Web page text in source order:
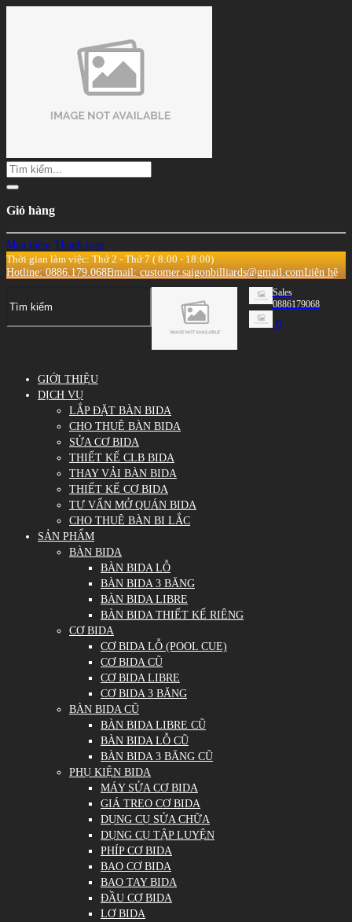
Giỏ hàng
Mua thêm Thanh toán
Thời gian làm việc: Thứ 2 - Thứ 7 ( 8:00 - 18:00)
Hotline: 0886.179.068Email: customer.saigonbilliards@gmail.comLiên hệ
Sales
0886179068
0
GIỚI THIỆU
DỊCH VỤ
LẮP ĐẶT BÀN BIDA
CHO THUÊ BÀN BIDA
SỬA CƠ BIDA
THIẾT KẾ CLB BIDA
THAY VẢI BÀN BIDA
THIẾT KẾ CƠ BIDA
TƯ VẤN MỞ QUÁN BIDA
CHO THUÊ BÀN BI LẮC
SẢN PHẨM
BÀN BIDA
BÀN BIDA LỖ
BÀN BIDA 3 BĂNG
BÀN BIDA LIBRE
BÀN BIDA THIẾT KẾ RIÊNG
CƠ BIDA
CƠ BIDA LỖ (POOL CUE)
CƠ BIDA CŨ
CƠ BIDA LIBRE
CƠ BIDA 3 BĂNG
BÀN BIDA CŨ
BÀN BIDA LIBRE CŨ
BÀN BIDA LỖ CŨ
BÀN BIDA 3 BĂNG CŨ
PHỤ KIỆN BIDA
MÁY SỬA CƠ BIDA
GIÁ TREO CƠ BIDA
DỤNG CỤ SỬA CHỮA
DỤNG CỤ TẬP LUYỆN
PHÍP CƠ BIDA
BAO CƠ BIDA
BAO TAY BIDA
ĐẦU CƠ BIDA
LƠ BIDA